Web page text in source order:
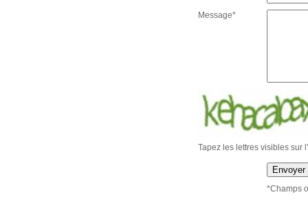
Message*
Tapez les lettres visibles sur
Envoyer
*Champs